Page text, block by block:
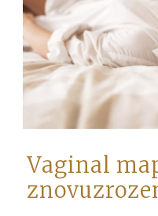
Vaginal